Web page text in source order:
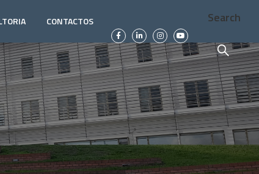
CONTACTOS Search